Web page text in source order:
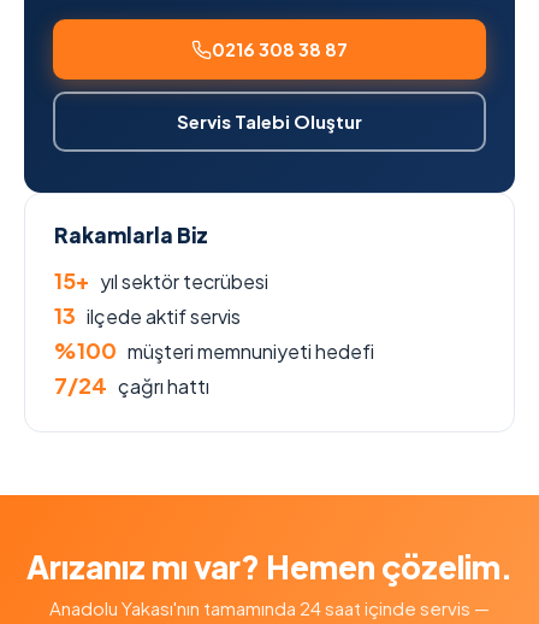
0216 308 38 87
Servis Talebi Oluştur
Rakamlarla Biz
15+ yıl sektör tecrübesi
13 ilçede aktif servis
%100 müşteri memnuniyeti hedefi
7/24 çağrı hattı
Arızanız mı var? Hemen çözelim.
Anadolu Yakası'nın tamamında 24 saat içinde servis —